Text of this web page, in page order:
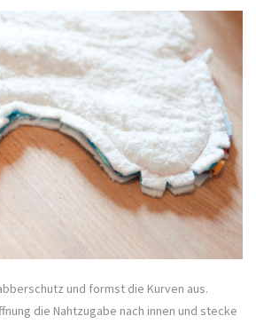
und formst die Kurven aus.
die Nahtzugabe nach innen und stecke